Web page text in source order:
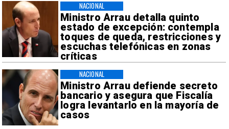
Ministro Arrau detalla quinto
estado de excepción: contempla
toques de queda, restricciones y
escuchas telefónicas en zonas
críticas
NACIONAL
Ministro Arrau defiende secreto
bancario y asegura que Fiscalía
logra levantarlo en la mayoría de
casos
NACIONAL